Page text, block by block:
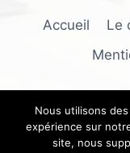
Accueil Le
Nous utilisons
expérience sur
site, nous